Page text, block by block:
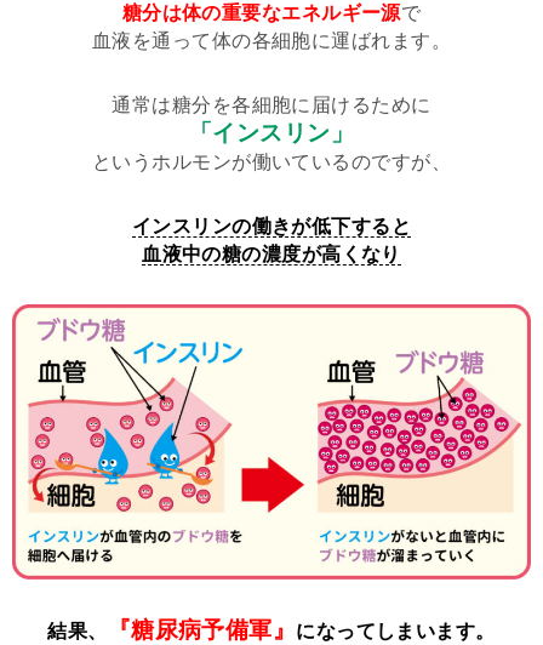
糖分は体の重要なエネルギー源で
血液を通って体の各細胞に運ばれます。
通常は糖分を各細胞に届けるために
「インスリン」
というホルモンが働いているのですが、
インスリンの働きが低下すると
血液中の糖の濃度が高くなり
結果、 『糖尿病予備軍』 になってしまいます。